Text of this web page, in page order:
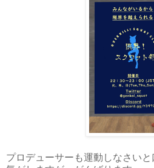
プロデューサーも運動しなさい